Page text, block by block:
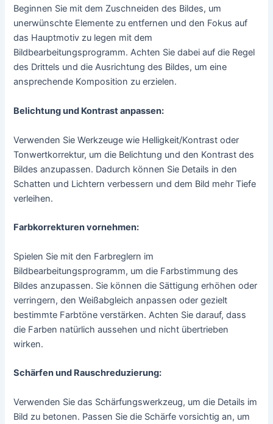
um diesen Detailverlust weniger auffällig zu machen. Im
Gegensatz dazu verwendet das populärere JPEG-
Dokumentenlayout eine verlustbehaftete
Komprimierungsformel, bei der, je besser die
Komprimierung, desto mehr Informationen verloren gehen,
was unweigerlich zu einer Verringerung der Bildqualität oder
können. Die Komprimierung hat bereits stattgefunden,
Bilddateiformate nutzen die Informationskompression, um
die Dateigröße zu verringern und Speicherplatz zu sparen.
Die digitale Komprimierung von Bildern kann in der
Digitalkamera erfolgen oder im Computersystem mit dem
Bildbearbeitungsprogramm durchgeführt werden.
Vorgehensweise: Fotos optimieren mit einem
Bildausschnitt und Ausrichtung:
Beginnen Sie mit dem Zuschneiden des Bildes, um
unerwünschte Elemente zu entfernen und den Fokus auf
das Hauptmotiv zu legen mit dem
Bildbearbeitungsprogramm. Achten Sie dabei auf die Regel
ansprechende Komposition zu erzielen.
Belichtung und Kontrast anpassen: